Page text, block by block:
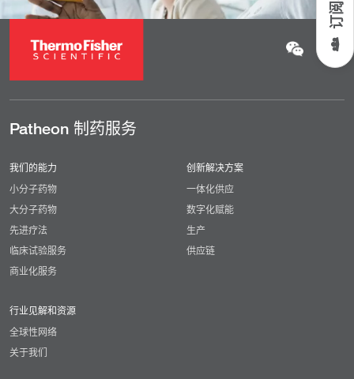
Patheon 制药服务
我们的能力
小分子药物
大分子药物
先进疗法
临床试验服务
商业化服务
创新解决方案
一体化供应
数字化赋能
生产
供应链
行业见解和资源
全球性网络
关于我们